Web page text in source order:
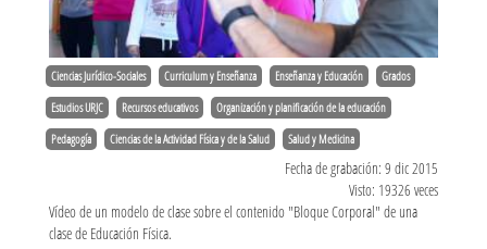
Ciencias Jurídico-Sociales Curriculum y Enseñanza Enseñanza y Educación Grados
Estudios URJC Recursos educativos Organización y planificación de la educación
Pedagogía Ciencias de la Actividad Física y de la Salud Salud y Medicina
Fecha de grabación: 9 dic 2015
Visto: 19326 veces
Vídeo de un modelo de clase sobre el contenido "Bloque Corporal" de una
clase de Educación Física.